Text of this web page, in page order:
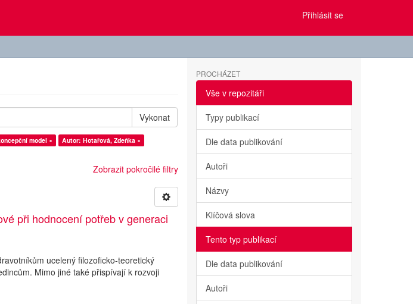
Přihlásit se
Vykonat
model ×
Autor: Hotařová, Zdeňka ×
Zobrazit pokročilé filtry
při hodnocení potřeb v generaci
ucelený filozoficko-teoretický
Mimo jiné také přispívají k rozvoji
PROCHÁZET
Vše v repozitáři
Typy publikací
Dle data publikování
Autoři
Názvy
Klíčová slova
Tento typ publikací
Dle data publikování
Autoři